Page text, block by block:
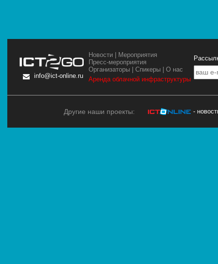
info@ict-online.ru
Новости | Мероприятия
Пресс-мероприятия
Организаторы |Спикеры |О нас
Аренда облачной инфраструктуры
Другие наши проекты: -